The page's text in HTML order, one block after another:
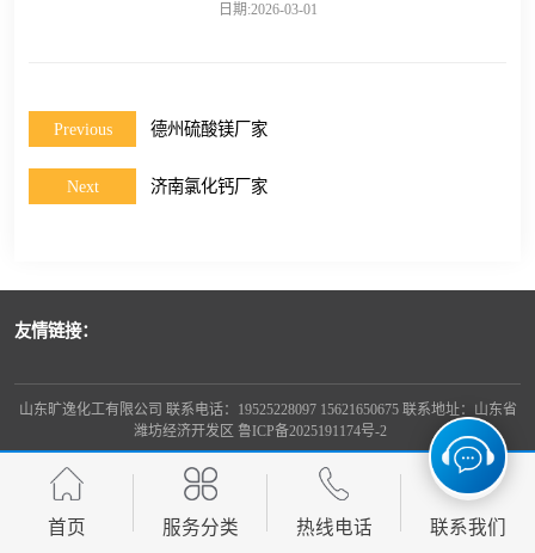
日期:2026-03-01
Previous 德州硫酸镁厂家
Next 济南氯化钙厂家
友情链接：
山东旷逸化工有限公司 联系电话：19525228097 15621650675 联系地址：山东省
潍坊经济开发区 鲁ICP备2025191174号-2
首页 服务分类 热线电话 联系我们